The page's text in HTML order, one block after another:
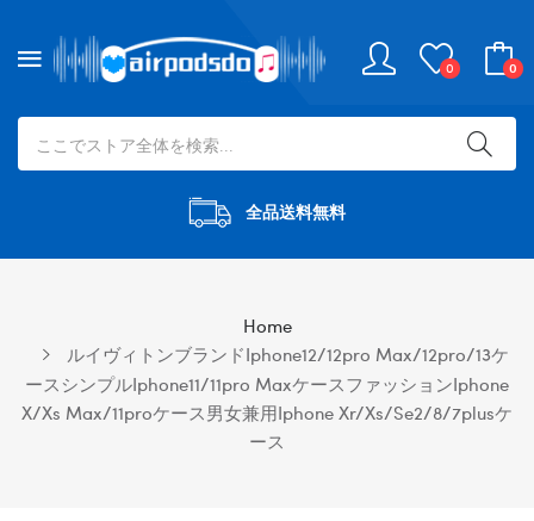
0 0
全品送料無料
Home
ルイヴィトンブランドiphone12/12pro Max/12pro/13ケ
ースシンプルiphone11/11pro Maxケースファッションiphone
X/xs Max/11proケース男女兼用iphone Xr/xs/se2/8/7plusケ
ース